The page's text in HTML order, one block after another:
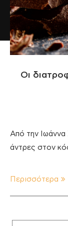
Οι
Από την Ιωάννα
άντρες στον
Περισσότερα